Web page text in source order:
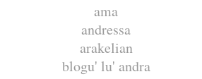
ama
andressa
arakelian
blogu' lu' andra